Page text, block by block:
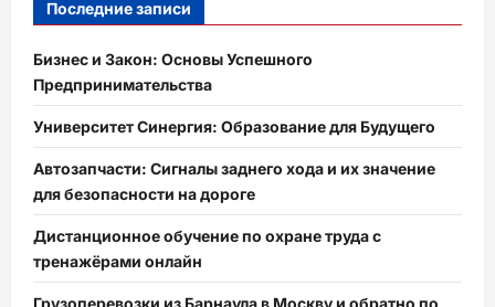
Последние записи
Бизнес и Закон: Основы Успешного
Предпринимательства
Университет Синергия: Образование для Будущего
Автозапчасти: Сигналы заднего хода и их значение
для безопасности на дороге
Дистанционное обучение по охране труда с
тренажёрами онлайн
Грузоперевозки из Барнаула в Москву и обратно по